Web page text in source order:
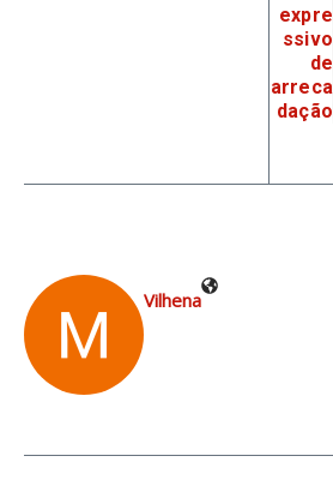
expre
ssivo
de
arreca
dação
Vilhena